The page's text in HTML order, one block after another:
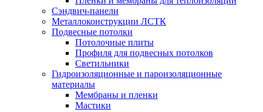
Сэндвич-панели
Металлоконструкции ЛСТК
Подвесные потолки
Потолочные плиты
Профиля для подвесных потолков
Светильники
Гидроизоляционные и пароизоляционные
материалы
Мембраны и пленки
Мастики